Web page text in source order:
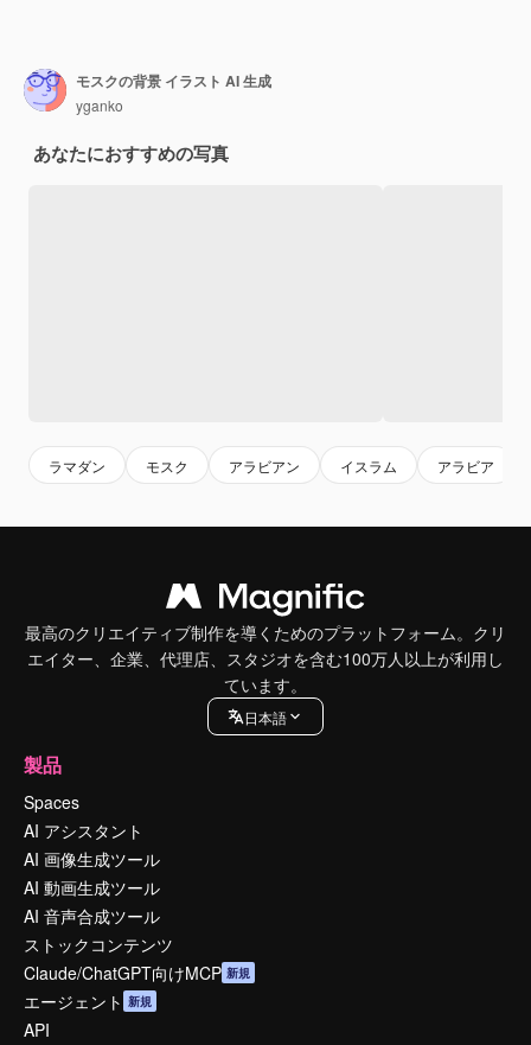
モスクの背景 イラスト AI 生成
yganko
あなたにおすすめの写真
ラマダン モスク アラビアン イスラム アラビア
最高のクリエイティブ制作を導くためのプラットフォーム。クリ
エイター、企業、代理店、スタジオを含む100万人以上が利用し
ています。
日本語
製品
Spaces
AI アシスタント
AI 画像生成ツール
AI 動画生成ツール
AI 音声合成ツール
ストックコンテンツ
Claude/ChatGPT向けMCP 新規
エージェント 新規
API